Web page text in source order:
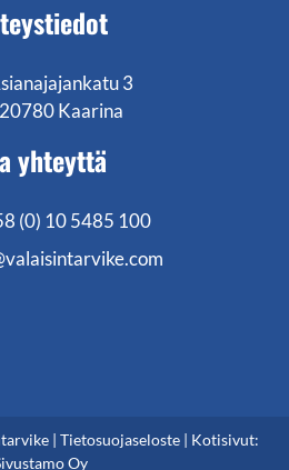
3
20780 Kaarina
yhteyttä
(0) 10 5485 100
| Tietosuojaseloste | Kotisivut:
Oy